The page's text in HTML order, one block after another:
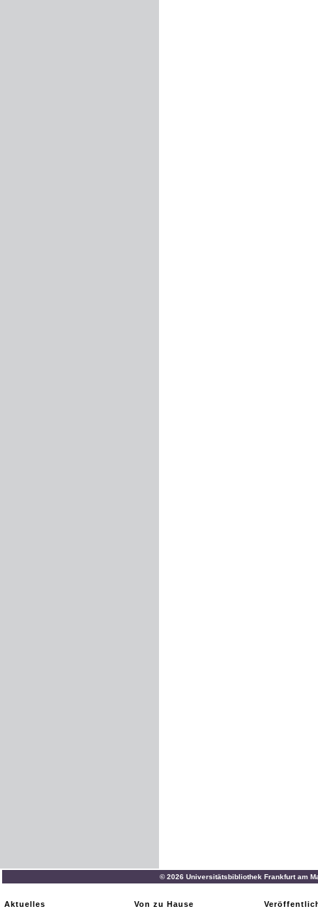
© 2026 Universitätsbibliothek Frankfurt am
Aktuelles
Von zu Hause